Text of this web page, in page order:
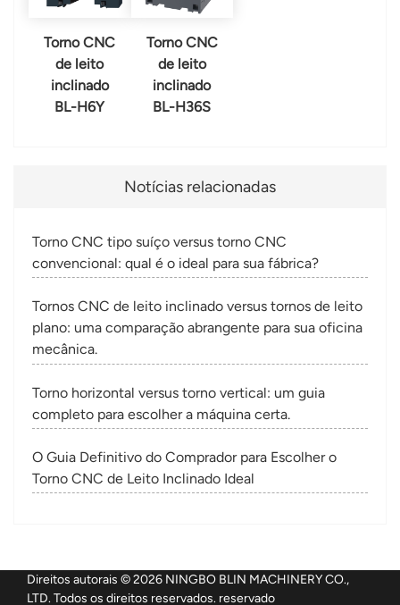
Torno CNC
de leito
inclinado
BL-H6Y
Torno CNC
de leito
inclinado
BL-H36S
Notícias relacionadas
Torno CNC tipo suíço versus torno CNC
convencional: qual é o ideal para sua fábrica?
Tornos CNC de leito inclinado versus tornos de leito
plano: uma comparação abrangente para sua oficina
mecânica.
Torno horizontal versus torno vertical: um guia
completo para escolher a máquina certa.
O Guia Definitivo do Comprador para Escolher o
Torno CNC de Leito Inclinado Ideal
Direitos autorais © 2026 NINGBO BLIN MACHINERY CO.,
LTD. Todos os direitos reservados. reservado